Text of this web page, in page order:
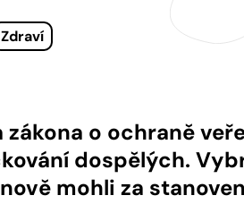
Zdraví
zákona o ochraně
dospělých.
mohli za